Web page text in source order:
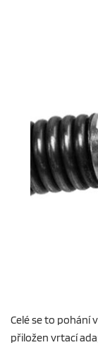
Celé se to pohání
přiložen vrtací